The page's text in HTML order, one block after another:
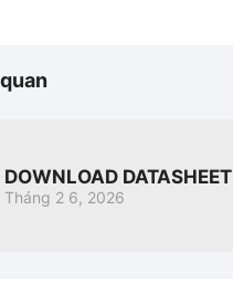
DOWNLOAD DATASHEET
Tháng 2 6, 2026